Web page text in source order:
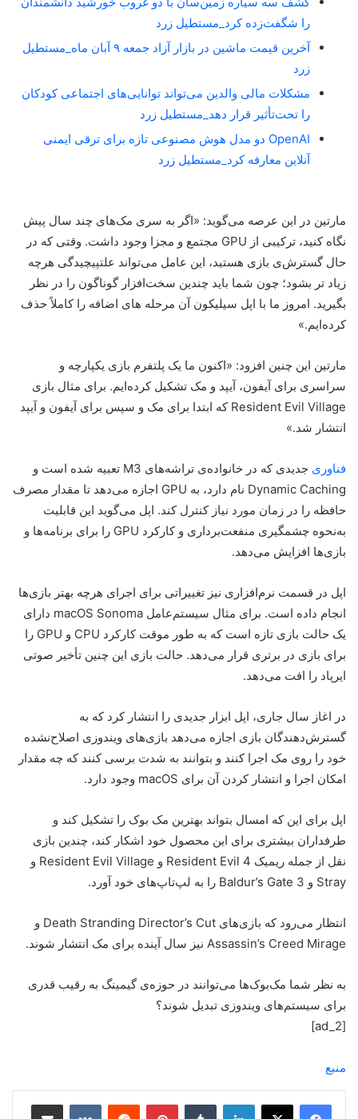
را شگفت‌زده کرد_مستطیل زرد
آخرین قیمت ماشین در بازار آزاد جمعه ۹ آبان ماه_مستطیل
زرد
مشکلات مالی والدین می‌تواند توانایی‌های اجتماعی کودکان
را تحت‌تأثیر قرار دهد_مستطیل زرد
OpenAI دو مدل هوش مصنوعی تازه برای ترقی ایمنی
آنلاین معارفه کرد_مستطیل زرد
مارتین در این عرصه می‌گوید: «اگر به سری مک‌های چند سال پیش
نگاه کنید، ترکیبی از GPU مجتمع و مجزا وجود داشت. وقتی که در
حال گسترش‌ی بازی‌ هستید، این عامل می‌تواند علتپیچیدگی هرچه
زیاد تر بشود؛ چون شما باید چندین سخت‌افزار گوناگون را در نظر
بگیرید. امروز ما با اپل سیلیکون آن مرحله های اضافه را کاملاً حذف
کرده‌ایم.»
مارتین این چنین افزود: «اکنون ما یک پلتفرم بازی یکپارچه و
سراسری برای آیفون، آیپد و مک تشکیل کرده‌ایم. برای مثال بازی
Resident Evil Village که ابتدا برای مک و سپس برای آیفون و آیپد
انتشار شد.»
فناوری
جدیدی که در خانواده‌ی تراشه‌های M3 تعبیه شده است و
Dynamic Caching نام دارد، به GPU اجازه می‌دهد تا مقدار مصرف
حافظه را در زمان مورد نیاز کنترل کند. اپل می‌گوید این قابلیت
به‌نحوه چشمگیری منفعت‌برداری و کارکرد GPU را برای برنامه‌ها و
بازی‌ها افزایش می‌دهد.
اپل در قسمت نرم‌افزاری نیز تغییراتی برای اجرای هرچه بهتر بازی‌ها
انجام داده است. برای مثال سیستم‌عامل macOS Sonoma دارای
یک حالت بازی تازه است که به طور موقت کارکرد CPU و GPU را
برای بازی در برتری قرار می‌دهد. حالت بازی این چنین تأخیر صوتی
ایرپاد را افت می‌دهد.
در اغاز سال جاری، اپل ابزار جدیدی را انتشار کرد که به
گسترش‌دهندگان بازی اجازه می‌دهد بازی‌های ویندوزی اصلاح‌نشده
خود را روی مک اجرا کنند و بتوانند به شدت برسی کنند که چه مقدار
امکان اجرا و انتشار کردن آن برای macOS وجود دارد.
اپل برای این که امسال بتواند بهترین مک‌ بوک‌ را تشکیل کند و
طرفداران بیشتری برای این محصول خود اشکار کند، چندین بازی
نقل از جمله ریمیک Resident Evil 4 و Resident Evil Village و
Stray و Baldur’s Gate 3 را به لپ‌تاپ‌های خود آورد.
انتظار می‌رود که بازی‌های Death Stranding Director’s Cut و
Assassin’s Creed Mirage نیز سال آینده برای مک انتشار شوند.
به نظر شما مک‌بوک‌ها می‌توانند در حوزه‌ی گیمینگ به رقیب قدری
برای سیستم‌های ویندوزی تبدیل شوند؟
[ad_2]
منبع